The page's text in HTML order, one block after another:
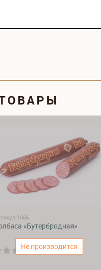
Не производится
«Бутербродная»
(0)